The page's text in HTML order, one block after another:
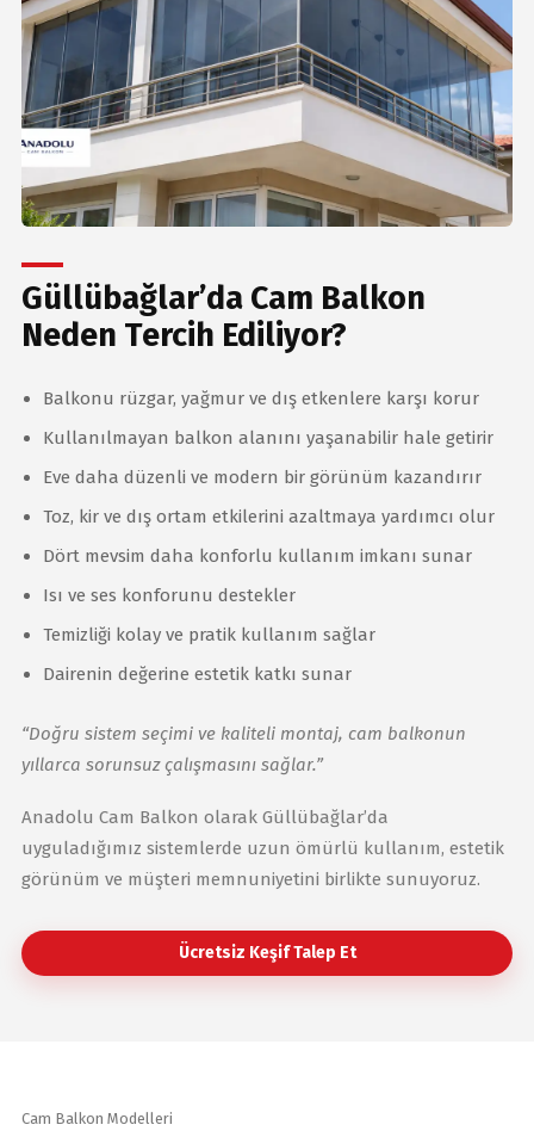
Güllübağlar’da Cam Balkon
Neden Tercih Ediliyor?
Balkonu rüzgar, yağmur ve dış etkenlere karşı korur
Kullanılmayan balkon alanını yaşanabilir hale getirir
Eve daha düzenli ve modern bir görünüm kazandırır
Toz, kir ve dış ortam etkilerini azaltmaya yardımcı olur
Dört mevsim daha konforlu kullanım imkanı sunar
Isı ve ses konforunu destekler
Temizliği kolay ve pratik kullanım sağlar
Dairenin değerine estetik katkı sunar
“Doğru sistem seçimi ve kaliteli montaj, cam balkonun
yıllarca sorunsuz çalışmasını sağlar.”
Anadolu Cam Balkon olarak Güllübağlar’da
uyguladığımız sistemlerde uzun ömürlü kullanım, estetik
görünüm ve müşteri memnuniyetini birlikte sunuyoruz.
Ücretsiz Keşif Talep Et
Cam Balkon Modelleri